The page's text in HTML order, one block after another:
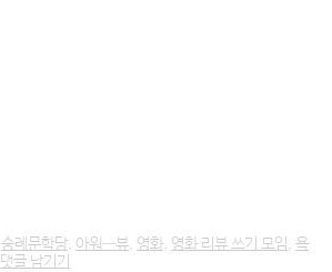
숭례문학당, 아워—뷰, 영화, 영화 리뷰 쓰기 모임, 욕
댓글 남기기